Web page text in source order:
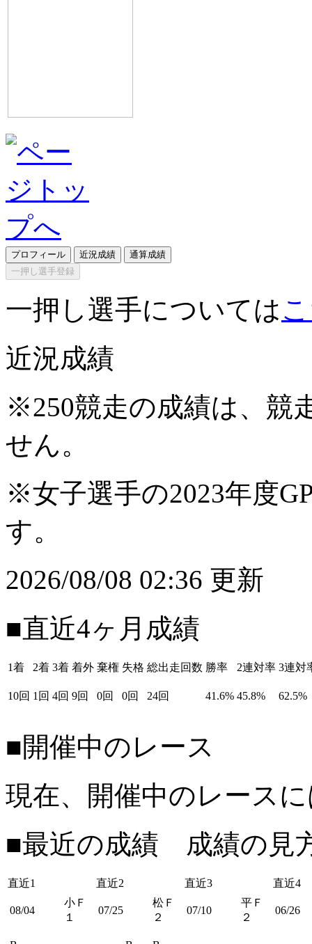
プロフィール 近況成績
通算成績
一押し選手登録
一押し選手については
近況成績
※250競走の成績は、競
せん。
※女子選手の2023年度
す。
2026/08/08 02:36 更新
■直近4ヶ月成績
1着 2着 3着 着外 棄権 失格 総出走回数 勝率 2連対率 3連対
10回 1回 4回 9回 0回 0回 24回 41.6% 45.8% 62.5%
■開催中のレース
現在、開催中のレース
■最近の成績 成績の見
直近1 直近2 直近3 直近4
08/04
小Ｆ
１
07/25
松Ｆ
２
07/10
平Ｆ
２
06/26